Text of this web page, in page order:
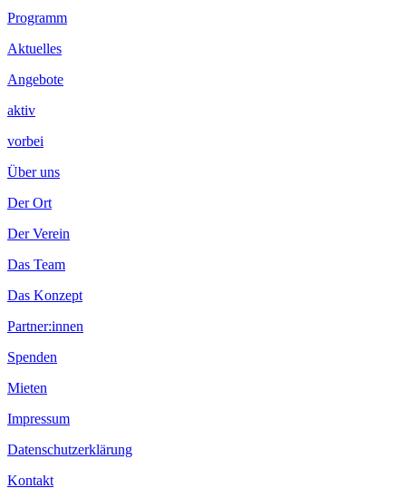
Programm
Aktuelles
Angebote
aktiv
vorbei
Über uns
Der Ort
Der Verein
Das Team
Das Konzept
Partner:innen
Spenden
Mieten
Impressum
Datenschutzerklärung
Kontakt